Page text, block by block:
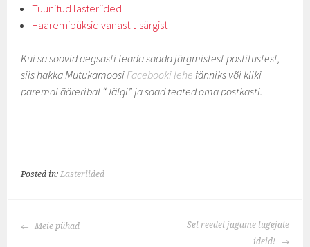
Tuunitud lasteriided
Haaremipüksid vanast t-särgist
Kui sa soovid aegsasti teada saada järgmistest postitustest,
siis hakka Mutukamoosi Facebooki lehe fänniks või kliki
paremal ääreribal “Jälgi” ja saad teated oma postkasti.
Posted in: Lasteriided
POST
Meie pühad
Sel reedel jagame lugejate
ideid!